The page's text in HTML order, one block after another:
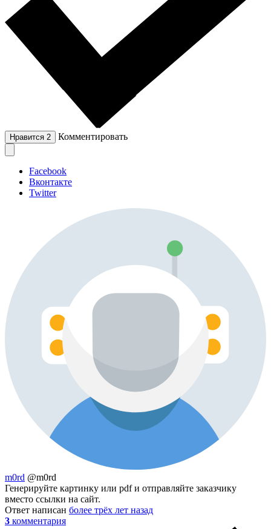
Нравится 2 Комментировать
Facebook
Вконтакте
Twitter
m0rd @m0rd
Генерируйте картинку или pdf и отправляйте заказчику
вместо ссылки на сайт.
Ответ написан более трёх лет назад
3 комментария